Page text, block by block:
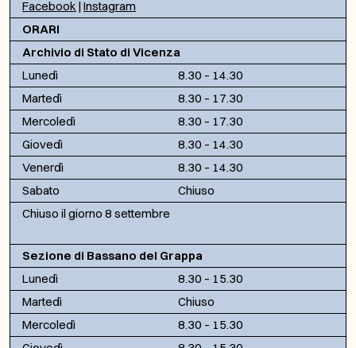
Facebook | Instagram
ORARI
Archivio di Stato di Vicenza
Lunedì
8.30 – 14.30
Martedì
8.30 – 17.30
Mercoledì
8.30 – 17.30
Giovedì
8.30 – 14.30
Venerdì
8.30 – 14.30
Sabato
Chiuso
Chiuso il giorno 8 settembre
Sezione di Bassano del Grappa
Lunedì
8.30 – 15.30
Martedì
Chiuso
Mercoledì
8.30 – 15.30